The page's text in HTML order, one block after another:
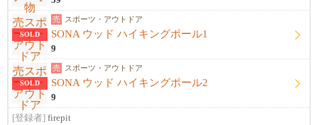
SOLD
売 スポーツ・アウトドア
SONA ウッド ハイキングポール1
9
SOLD
売 スポーツ・アウトドア
SONA ウッド ハイキングポール2
9
[登録者] firepit